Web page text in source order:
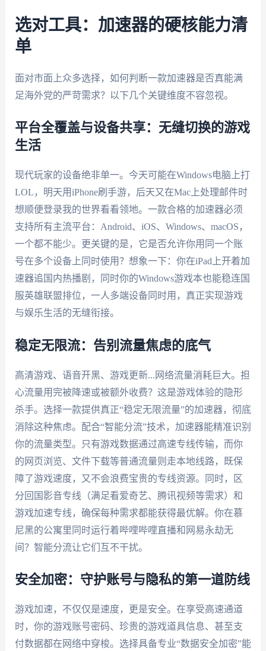
选对工具：加速器的硬核能力清
单
面对市面上众多选择，如何判断一款加速器是否真能满
足海外党的严苛需求？以下几个关键维度不容忽视。
平台全覆盖与设备共享：无缝切换的游戏
生活
现代玩家的设备绝非单一。今天可能在Windows电脑上打
LOL，明天用iPhone刷手游，后天又在Mac上处理邮件时
想顺便登录我的世界看看领地。一款合格的加速器必须
支持所有主流平台：Android、iOS、Windows、macOS，
一个都不能少。更关键的是，它是否允许你用同一个账
号在多个设备上同时使用？想象一下：你在iPad上开着加
速器追国内热播剧，同时你的Windows游戏本也能稳连国
服英雄联盟排位，一人多端设备同时用，真正实现游戏
与娱乐生活的无缝衔接。
稳定无限流：告别流量焦虑的底气
高清游戏、语音开黑、游戏更新...网络流量消耗巨大。担
心流量用完被降速或被额外收费？这是游戏体验的隐形
杀手。选择一款提供真正“稳定无限流量”的加速器，彻底
消除这种焦虑。配合“智能分流”技术，加速器能精准识别
你的流量类型。只有游戏数据通过高速专线传输，而你
的网页浏览、文件下载等普通流量则走本地线路，既保
障了游戏速度，又不会浪费宝贵的专线资源。同时，区
分回国影音专线（满足看爱奇艺、腾讯视频等需求）和
游戏加速专线，确保每种需求都能获得最优解。你在慕
尼黑的公寓里同时运行着哔哩哔哩直播和网易永劫无
间？智能分流让它们互不干扰。
安全加密：守护账号与隐私的第一道防线
游戏加速，不仅仅是速度，更是安全。在享受高速通道
时，你的游戏账号密码、珍贵的游戏道具信息、甚至支
付数据都在网络中穿梭。选择具备专业“数据安全加密”能